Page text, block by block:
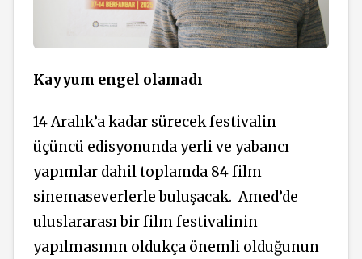
Kayyum engel olamadı
14 Aralık’a kadar sürecek festivalin
üçüncü edisyonunda yerli ve yabancı
yapımlar dahil toplamda 84 film
sinemaseverlerle buluşacak. Amed’de
uluslararası bir film festivalinin
yapılmasının oldukça önemli olduğunun